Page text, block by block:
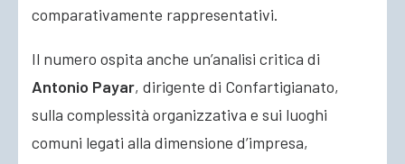
comparativamente rappresentativi.
Il numero ospita anche un’analisi critica di
Antonio Payar, dirigente di Confartigianato,
sulla complessità organizzativa e sui luoghi
comuni legati alla dimensione d’impresa,